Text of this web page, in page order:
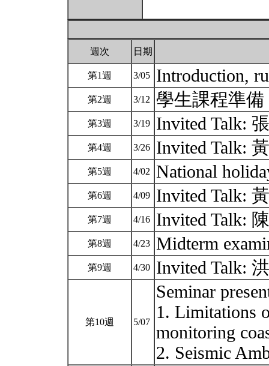
週次 日期
第1週 3/05 Introduction,
第2週 3/12 學生課程準備
第3週 3/19 Invited Talk:
第4週 3/26 Invited Talk:
第5週 4/02 National
第6週 4/09 Invited Talk:
第7週 4/16 Invited Talk:
第8週 4/23 Midterm
第9週 4/30 Invited Talk:
第10週 5/07
Seminar
1. Limitations
monitoring
2. Seismic